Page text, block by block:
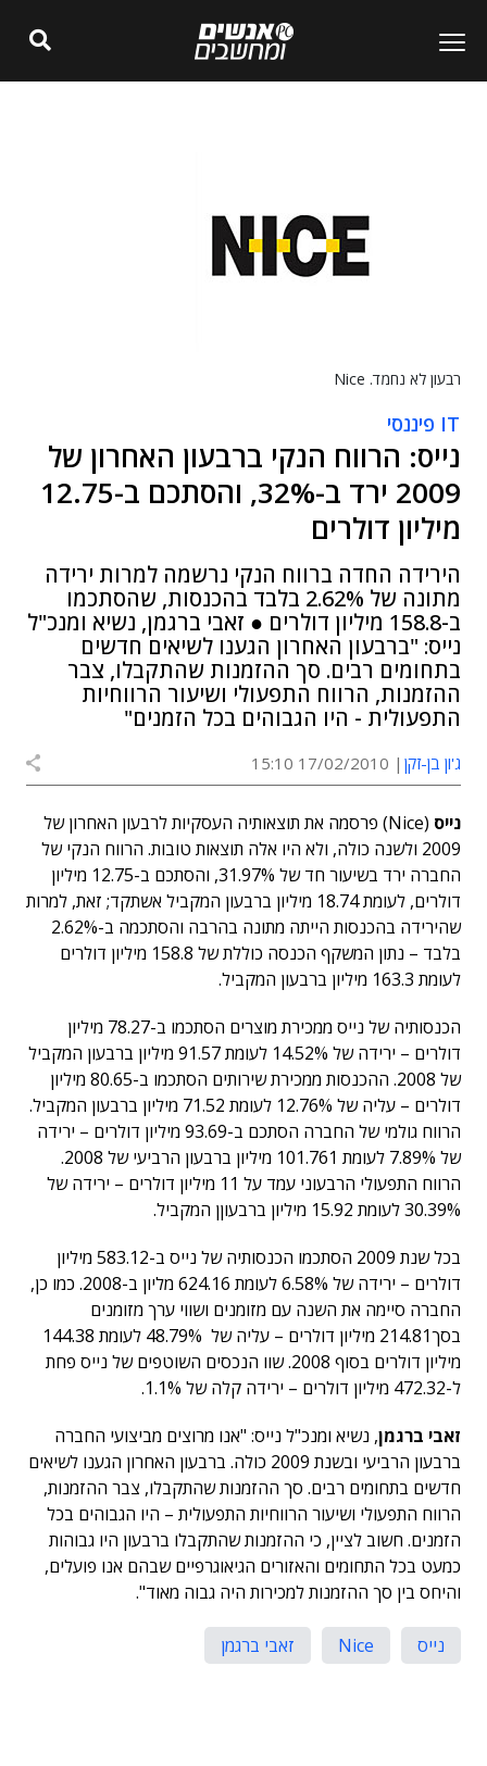
רבעון לא נחמד. Nice
IT פיננסי
נייס: הרווח הנקי ברבעון האחרון של
2009 ירד ב-32%, והסתכם ב-12.75
מיליון דולרים
הירידה החדה ברווח הנקי נרשמה למרות ירידה
מתונה של 2.62% בלבד בהכנסות, שהסתכמו
ב-158.8 מיליון דולרים ● זאבי ברגמן, נשיא ומנכ"ל
נייס: "ברבעון האחרון הגענו לשיאים חדשים
בתחומים רבים. סך ההזמנות שהתקבלו, צבר
ההזמנות, הרווח התפעולי ושיעור הרווחיות
התפעולית - היו הגבוהים בכל הזמנים"
ג'ון בן-זקן 17/02/2010 15:10
נייס
(Nice) פרסמה את תוצאותיה העסקיות לרבעון האחרון של
2009 ולשנה כולה, ולא היו אלה תוצאות טובות. הרווח הנקי של
החברה ירד בשיעור חד של 31.97%, והסתכם ב-12.75 מיליון
דולרים, לעומת 18.74 מיליון ברבעון המקביל אשתקד; זאת, למרות
שהירידה בהכנסות הייתה מתונה בהרבה והסתכמה ב-2.62%
בלבד – נתון המשקף הכנסה כוללת של 158.8 מיליון דולרים
לעומת 163.3 מיליון ברבעון המקביל.
הכנסותיה של נייס ממכירת מוצרים הסתכמו ב-78.27 מיליון
דולרים – ירידה של 14.52% לעומת 91.57 מיליון ברבעון המקביל
של 2008. ההכנסות ממכירת שירותים הסתכמו ב-80.65 מיליון
דולרים – עליה של 12.76% לעומת 71.52 מיליון ברבעון המקביל.
הרווח גולמי של החברה הסתכם ב-93.69 מיליון דולרים – ירידה
של 7.89% לעומת 101.761 מיליון ברבעון הרביעי של 2008.
הרווח התפעולי הרבעוני עמד על 11 מיליון דולרים – ירידה של
30.39% לעומת 15.92 מיליון ברבעוןן המקביל.
בכל שנת 2009 הסתכמו הכנסותיה של נייס ב-583.12 מיליון
דולרים – ירידה של 6.58% לעומת 624.16 מליון ב-2008. כמו כן,
החברה סיימה את השנה עם מזומנים ושווי ערך מזומנים
בסך214.81 מיליון דולרים – עליה של 48.79% לעומת 144.38
מיליון דולרים בסוף 2008. שוו הנכסים השוטפים של נייס פחת
ל-472.32 מיליון דולרים – ירידה קלה של 1.1%.
זאבי ברגמן, נשיא ומנכ"ל נייס: "אנו מרוצים מביצועי החברה
ברבעון הרביעי ובשנת 2009 כולה. ברבעון האחרון הגענו לשיאים
חדשים בתחומים רבים. סך ההזמנות שהתקבלו, צבר ההזמנות,
הרווח התפעולי ושיעור הרווחיות התפעולית – היו הגבוהים בכל
הזמנים. חשוב לציין, כי ההזמנות שהתקבלו ברבעון היו גבוהות
כמעט בכל התחומים והאזורים הגיאוגרפיים שבהם אנו פועלים,
והיחס בין סך ההזמנות למכירות היה גבוה מאוד".
נייס Nice זאבי ברגמן